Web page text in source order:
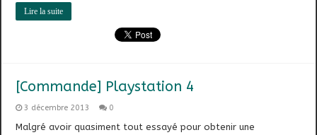
Lire la suite
[Commande] Playstation 4
3 décembre 2013 0
Malgré avoir quasiment tout essayé pour obtenir une